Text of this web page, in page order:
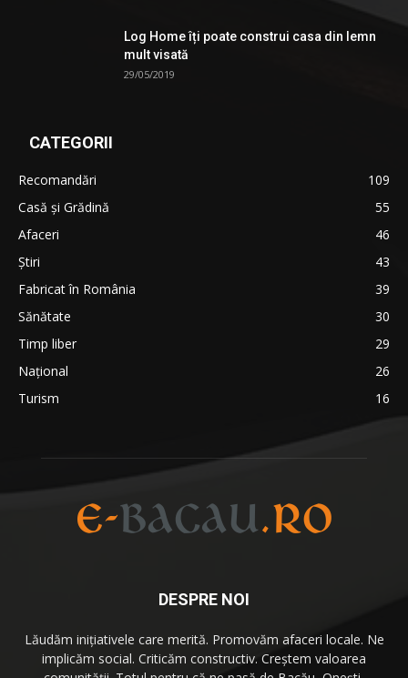
Log Home îți poate construi casa din lemn
mult visată
29/05/2019
CATEGORII
Recomandări
109
Casă şi Grădină
55
Afaceri
46
Ştiri
43
Fabricat în România
39
Sănătate
30
Timp liber
29
Național
26
Turism
16
DESPRE NOI
Lăudăm iniţiativele care merită. Promovăm afaceri locale. Ne
implicăm social. Criticăm constructiv. Creştem valoarea